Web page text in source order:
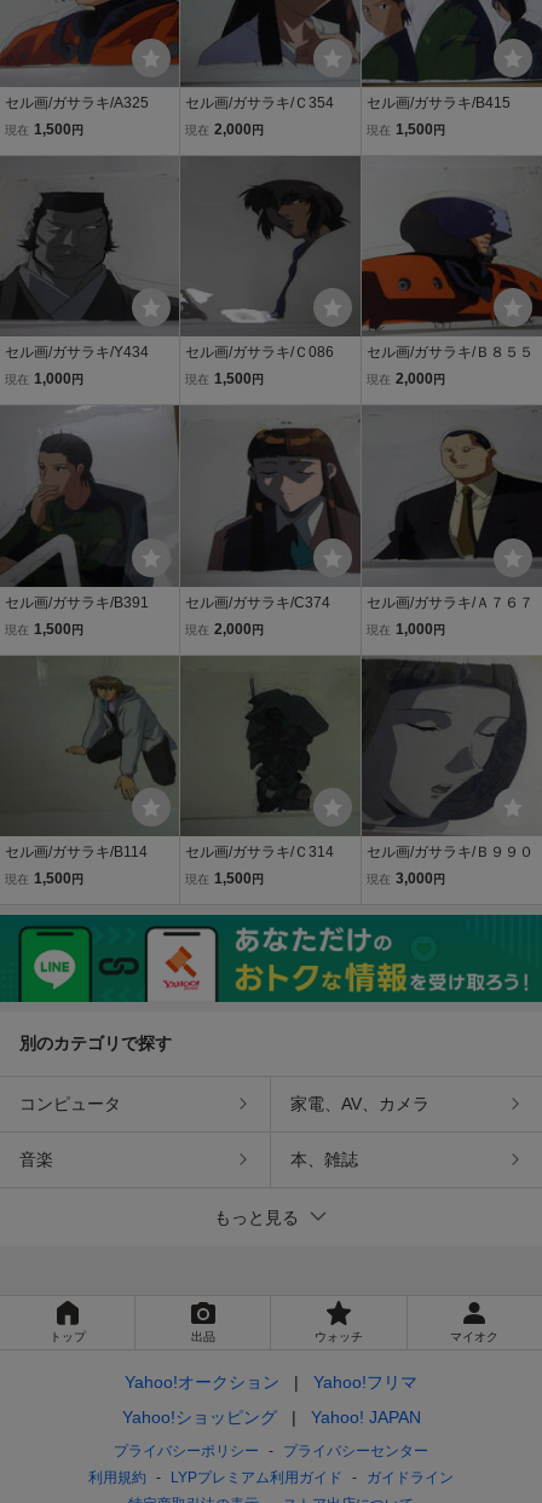
セル画/ガサラキ/A325
現在 1,500 円
セル画/ガサラキ/Ｃ354
現在 2,000 円
セル画/ガサラキ/B415
現在 1,500 円
セル画/ガサラキ/Y434
現在 1,000 円
セル画/ガサラキ/Ｃ086
現在 1,500 円
セル画/ガサラキ/Ｂ８５５
現在 2,000 円
セル画/ガサラキ/B391
現在 1,500 円
セル画/ガサラキ/C374
現在 2,000 円
セル画/ガサラキ/Ａ７６７
現在 1,000 円
セル画/ガサラキ/B114
現在 1,500 円
セル画/ガサラキ/Ｃ314
現在 1,500 円
セル画/ガサラキ/Ｂ９９０
現在 3,000 円
別のカテゴリで探す
コンピュータ 家電、AV、カメラ
音楽 本、雑誌
もっと見る
トップ 出品 ウォッチ マイオク
Yahoo!オークション
Yahoo!フリマ
Yahoo!ショッピング
Yahoo! JAPAN
プライバシーポリシー
プライバシーセンター
利用規約
LYPプレミアム利用ガイド
ガイドライン